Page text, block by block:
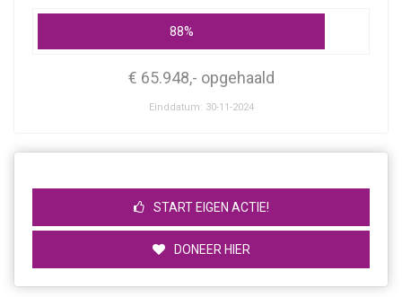
88%
€ 65.948,- opgehaald
Einddatum: 30-11-2024
START EIGEN ACTIE!
DONEER HIER